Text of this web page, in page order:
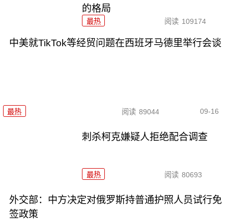
的格局
最热 阅读 109174
中美就TikTok等经贸问题在西班牙马德里举行会谈
最热 阅读 89044 09-16
刺杀柯克嫌疑人拒绝配合调查
最热 阅读 80693
外交部：中方决定对俄罗斯持普通护照人员试行免
签政策